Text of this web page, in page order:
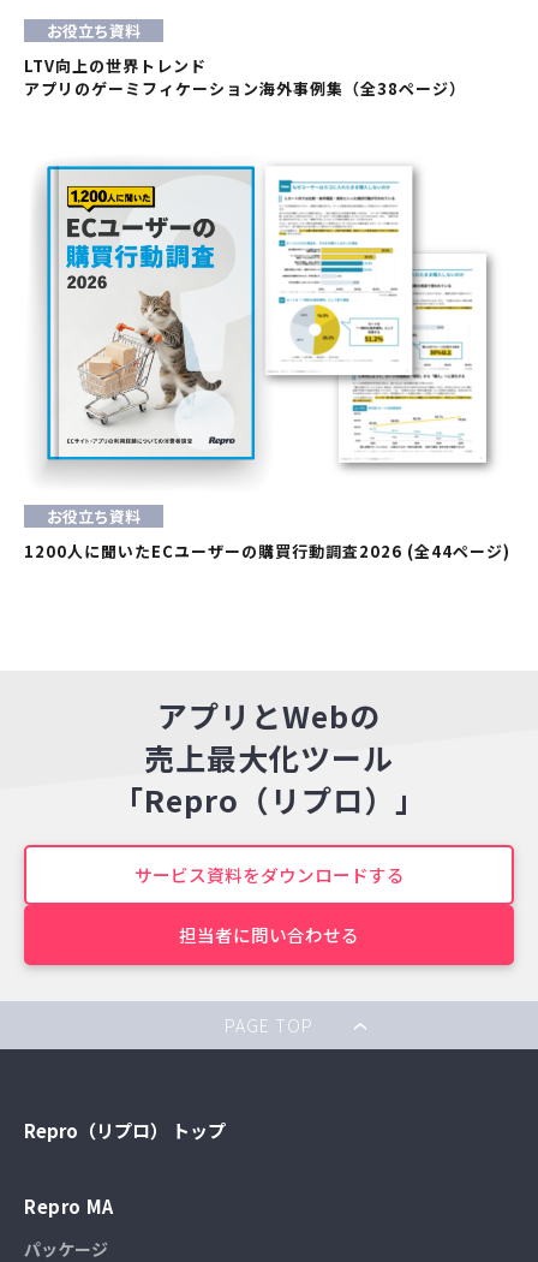
お役立ち資料
LTV向上の世界トレンド
アプリのゲーミフィケーション海外事例集（全38ページ）
お役立ち資料
1200人に聞いたECユーザーの購買行動調査2026 (全44ページ)
アプリとWebの
売上最大化ツール
「Repro（リプロ）」
サービス資料をダウンロードする
担当者に問い合わせる
PAGE TOP
Repro（リプロ） トップ
Repro MA
パッケージ